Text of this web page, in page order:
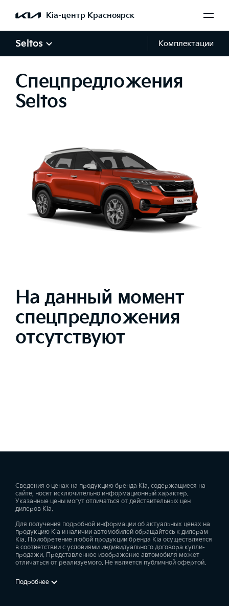
Kia-центр Красноярск
Seltos Комплектации
Спецпредложения
Seltos
На данный момент
спецпредложения
отсутствуют
Сведения о ценах на продукцию бренда Kia, содержащиеся на
сайте, носят исключительно информационный характер.
Указанные цены могут отличаться от действительных цен
дилеров Kia.
Для получения подробной информации об актуальных ценах на
продукцию Kia и наличии автомобилей обращайтесь к дилерам
Kia. Приобретение любой продукции бренда Kia осуществляется
в соответствии с условиями индивидуального договора купли-
продажи. Представленное изображение автомобиля может
отличаться от реализуемого. Не является публичной офертой.
Подробнее